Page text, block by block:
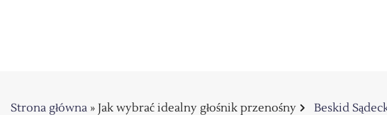
Strona główna » Jak wybrać idealny głośnik przenośny Beskid